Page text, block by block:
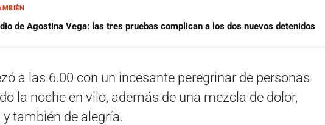
de Agostina Vega: las tres pruebas complican a los dos nuevos detenidos
a las 6.00 con un incesante peregrinar de personas
la noche en vilo, además de una mezcla de dolor,
también de alegría.